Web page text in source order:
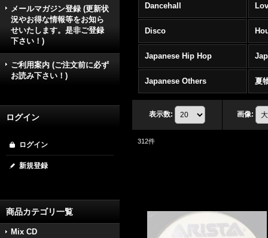
メールマガジン登録 (更新状
況やお得な情報等をお知ら
せいたします。是非ご登録
下さい！)
ご利用案内 (ご注文前に必ず
お読み下さい！)
ログイン
ログイン
新規登録
商品カテゴリ一覧
Mix CD
Dancehall
Disco
Japanese Hip Hop
Japanese Others 夏
表示数: 画像:
312件